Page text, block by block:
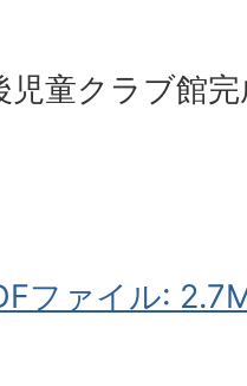
児童クラブ館
ファイル: